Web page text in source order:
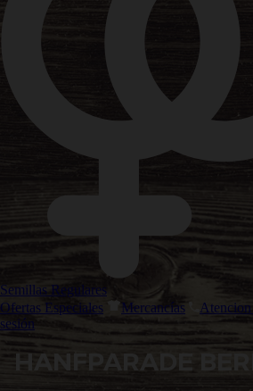
Semillas Regulares
Ofertas Especiales
Mercancías
sesión
HANFPARADE